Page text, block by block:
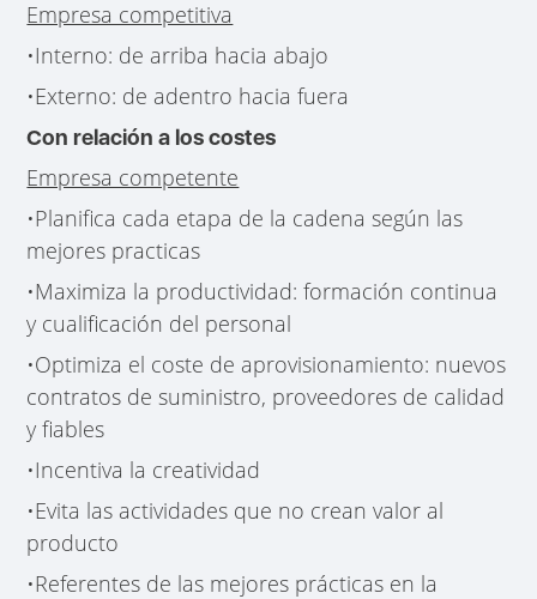
Empresa competitiva
•Interno: de arriba hacia abajo
•Externo: de adentro hacia fuera
Con relación a los costes
Empresa competente
•Planifica cada etapa de la cadena según las
mejores practicas
•Maximiza la productividad: formación continua
y cualificación del personal
•Optimiza el coste de aprovisionamiento: nuevos
contratos de suministro, proveedores de calidad
y fiables
•Incentiva la creatividad
•Evita las actividades que no crean valor al
producto
•Referentes de las mejores prácticas en la